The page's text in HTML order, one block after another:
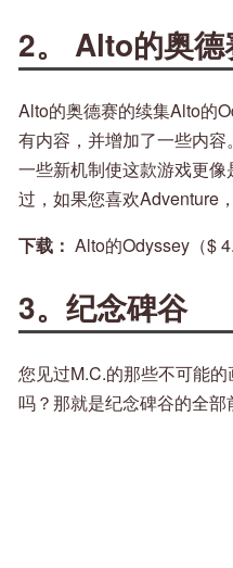
2。 Alto的奥德
Alto的奥德赛的续集Alto的
有内容，并增加了一些内
一些新机制使这款游戏更
过，如果您喜欢Adventure
下载： Alto的Odyssey（$
3。纪念碑谷
您见过M.C.的那些不可能
吗？那就是纪念碑谷的全部